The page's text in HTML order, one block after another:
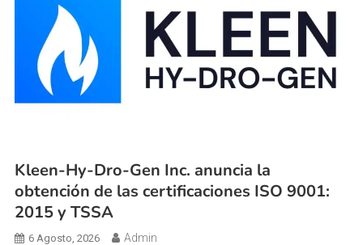
Kleen-Hy-Dro-Gen Inc. anuncia la
obtención de las certificaciones ISO 9001:
2015 y TSSA
6 Agosto, 2026 Admin